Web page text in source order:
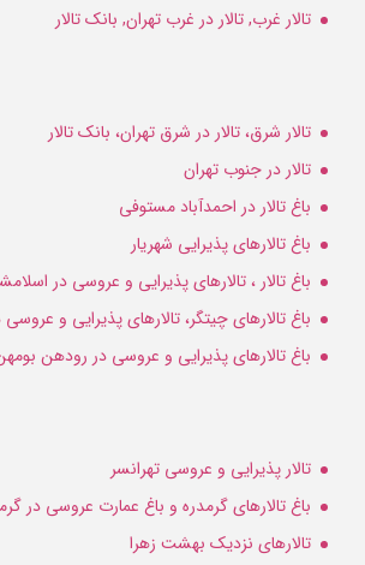
تالار غرب, تالار در غرب تهران, بانک تالار
تالار شرق، تالار در شرق تهران، بانک تالار
تالار در جنوب تهران
باغ تالار در احمدآباد مستوفی
باغ تالارهای پذیرایی شهریار
باغ تالار ، تالارهای پذیرایی و عروسی در
باغ تالارهای چیتگر، تالارهای پذیرایی و
باغ تالارهای پذیرایی و عروسی در رودهن
تالار پذیرایی و عروسی تهرانسر
باغ تالارهای گرمدره و باغ عمارت عروسی در
تالارهای نزدیک بهشت زهرا